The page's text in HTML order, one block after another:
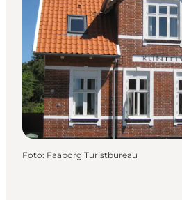
Foto: Faaborg Turistbureau